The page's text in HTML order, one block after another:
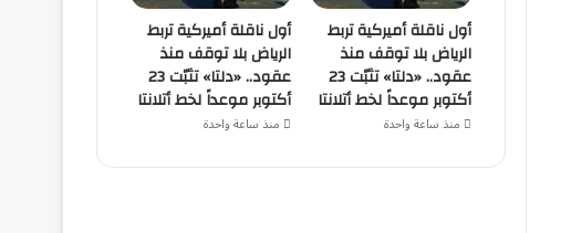
أول ناقلة أميركية تربط
الرياض بلا توقف منذ
عقود.. «دلتا» تثبّت 23
أكتوبر موعداً لخط أتلانتا
منذ ساعة واحدة
أول ناقلة أميركية تربط
الرياض بلا توقف منذ
عقود.. «دلتا» تثبّت 23
أكتوبر موعداً لخط أتلانتا
منذ ساعة واحدة